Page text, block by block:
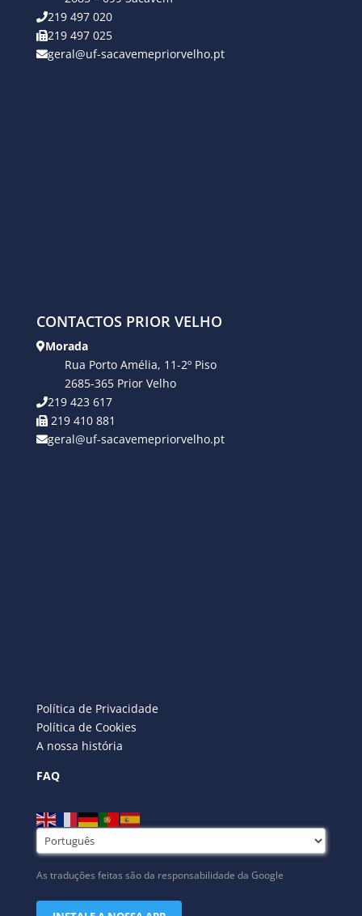
219 497 020
219 497 025
geral@uf-sacavemepriorvelho.pt
CONTACTOS PRIOR VELHO
Morada
Rua Porto Amélia, 11-2º Piso
2685-365 Prior Velho
219 423 617
219 410 881
geral@uf-sacavemepriorvelho.pt
Política de Privacidade
Política de Cookies
A nossa história
FAQ
As traduções feitas são da responsabilidade da Google